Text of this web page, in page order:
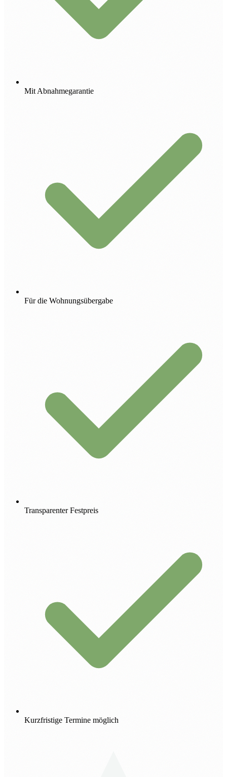
Mit Abnahmegarantie
Für die Wohnungsübergabe
Transparenter Festpreis
Kurzfristige Termine möglich